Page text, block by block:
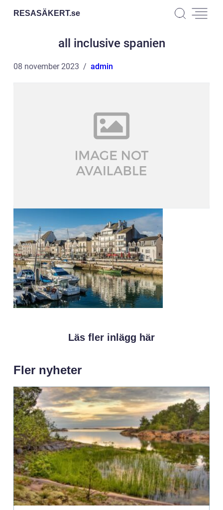
RESASÄKERT.se
all inclusive spanien
08 november 2023 admin
Läs fler inlägg här
Fler nyheter